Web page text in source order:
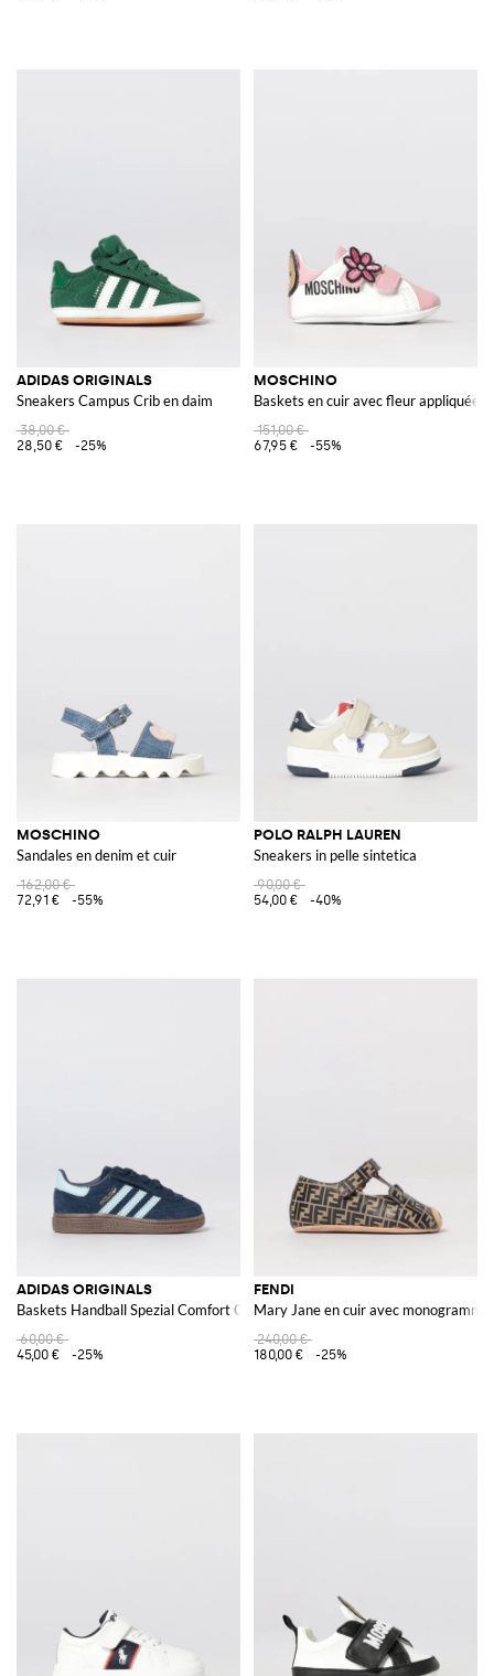
ADIDAS ORIGINALS
Sneakers Campus Crib en daim
38,00 €
28,50 €
-25%
MOSCHINO
Baskets en cuir avec fleur appliquée
151,00 €
67,95 €
-55%
MOSCHINO
Sandales en denim et cuir
162,00 €
72,91 €
-55%
POLO RALPH LAUREN
Sneakers in pelle sintetica
90,00 €
54,00 €
-40%
ADIDAS ORIGINALS
Baskets Handball Spezial Comfort Closure en daim
60,00 €
45,00 €
-25%
FENDI
Mary Jane en cuir avec
240,00 €
180,00 €
-25%